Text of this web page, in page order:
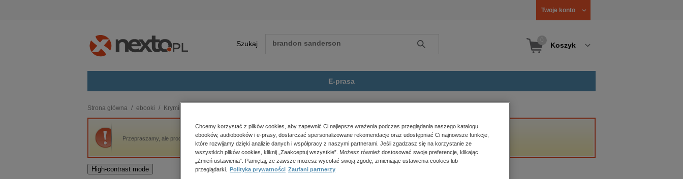
Twoje konto
Szukaj Szukaj Koszyk
E-prasa
budownictwo, aranżacja wnętrz
biznesowe, branżowe, gospodarka
darmowe wydania
edukacja
polityka, społeczno-informacyjne
psychologiczne
inne
popularno-naukowe
historia
Strona główna ebooki Kryminał, sensacja, thriller
Przepraszamy, ale produkt „Gangrena” nie jest dostępny.
High-contrast mode
Chcemy korzystać z plików cookies, aby zapewnić Ci najlepsze wrażenia podczas przeglądania naszego katalogu
ebooków, audiobooków i e-prasy, dostarczać spersonalizowane rekomendacje oraz udostępniać Ci najnowsze funkcje,
które rozwijamy dzięki analizie danych i współpracy z naszymi partnerami. Jeśli zgadzasz się na korzystanie ze
wszystkich plików cookies, kliknij „Zaakceptuj wszystkie”. Możesz również dostosować swoje preferencje, klikając
„Zmień ustawienia”. Pamiętaj, że zawsze możesz wycofać swoją zgodę, zmieniając ustawienia cookies lub
przeglądarki.
Polityka prywatności Zaufani partnerzy